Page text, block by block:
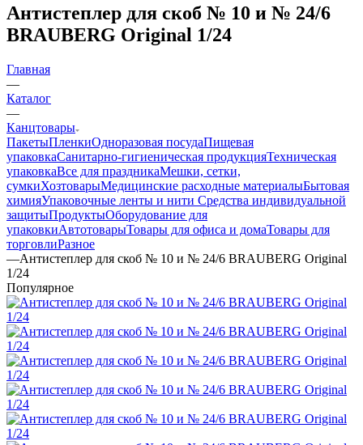
Антистеплер для скоб № 10 и № 24/6
BRAUBERG Original 1/24
Главная
—
Каталог
—
Канцтовары
ПакетыПленкиОдноразовая посудаПищевая
упаковкаСанитарно-гигиеническая продукцияТехническая
упаковкаВсе для праздникаМешки, сетки,
сумкиХозтоварыМедицинские расходные материалыБытовая
химияУпаковочные ленты и нити Средства индивидуальной
защитыПродуктыОборудование для
упаковкиАвтотоварыТовары для офиса и домаТовары для
торговлиРазное
—Антистеплер для скоб № 10 и № 24/6 BRAUBERG Original
1/24
Популярное